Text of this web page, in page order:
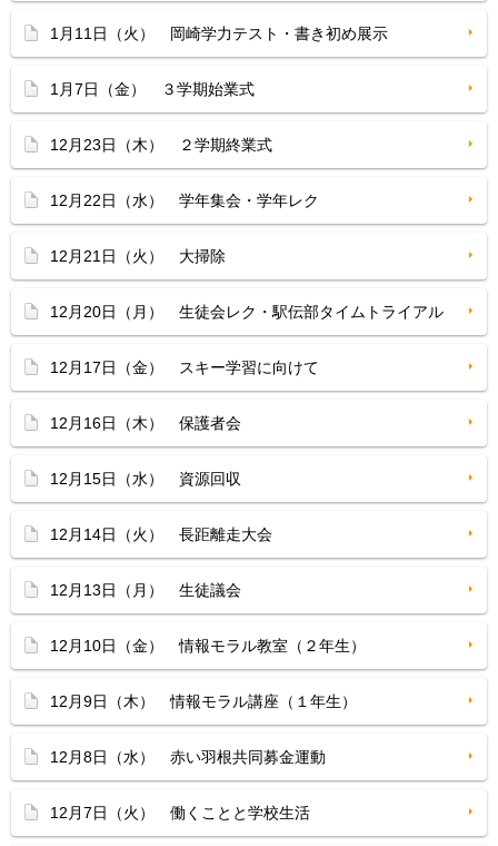
1月11日（火） 岡崎学力テスト・書き初め展示
1月7日（金） ３学期始業式
12月23日（木） ２学期終業式
12月22日（水） 学年集会・学年レク
12月21日（火） 大掃除
12月20日（月） 生徒会レク・駅伝部タイムトライアル
12月17日（金） スキー学習に向けて
12月16日（木） 保護者会
12月15日（水） 資源回収
12月14日（火） 長距離走大会
12月13日（月） 生徒議会
12月10日（金） 情報モラル教室（２年生）
12月9日（木） 情報モラル講座（１年生）
12月8日（水） 赤い羽根共同募金運動
12月7日（火） 働くことと学校生活